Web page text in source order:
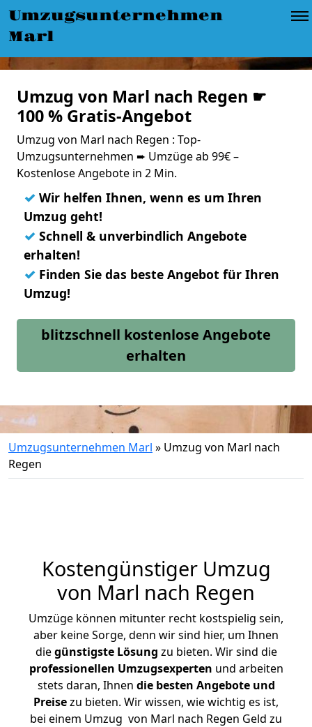
Umzugsunternehmen
Marl
Umzug von Marl nach Regen ☛
100 % Gratis-Angebot
Umzug von Marl nach Regen : Top-
Umzugsunternehmen ➨ Umzüge ab 99€ –
Kostenlose Angebote in 2 Min.
✓ Wir helfen Ihnen, wenn es um Ihren
Umzug geht!
✓ Schnell & unverbindlich Angebote
erhalten!
✓ Finden Sie das beste Angebot für Ihren
Umzug!
blitzschnell kostenlose Angebote
erhalten
Umzugsunternehmen Marl » Umzug von Marl nach
Regen
Kostengünstiger Umzug
von Marl nach Regen
Umzüge können mitunter recht kostspielig sein,
aber keine Sorge, denn wir sind hier, um Ihnen
diegünstigste Lösung zu bieten. Wir sind die
professionellen Umzugsexperten und arbeiten
stets daran, Ihnen die besten Angebote und
Preisezu bieten. Wir wissen, wie wichtig es ist,
bei einem Umzug von Marl nach Regen Geld zu